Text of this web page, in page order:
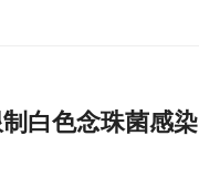
白色念珠菌感染